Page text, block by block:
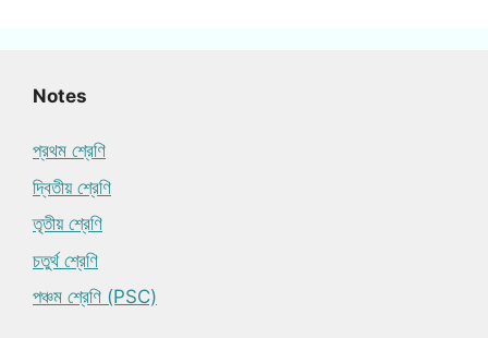
Notes
প্রথম শ্রেণি
দ্বিতীয় শ্রেণি
তৃতীয় শ্রেণি
চতুর্থ শ্রেণি
পঞ্চম শ্রেণি (PSC)